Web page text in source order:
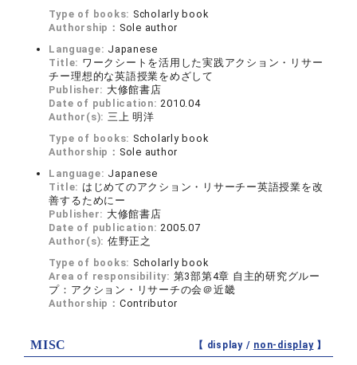
Type of books: Scholarly book
Authorship： Sole author
Language: Japanese
Title: ワークシートを活用した実践アクション・リサー
チー理想的な英語授業をめざして
Publisher: 大修館書店
Date of publication:2010.04
Author(s): 三上 明洋
Type of books: Scholarly book
Authorship： Sole author
Language: Japanese
Title: はじめてのアクション・リサーチー英語授業を改
善するためにー
Publisher: 大修館書店
Date of publication:2005.07
Author(s): 佐野正之
Type of books: Scholarly book
Area of responsibility: 第3部第4章 自主的研究グルー
プ：アクション・リサーチの会＠近畿
Authorship： Contributor
MISC 【 display / non-display】